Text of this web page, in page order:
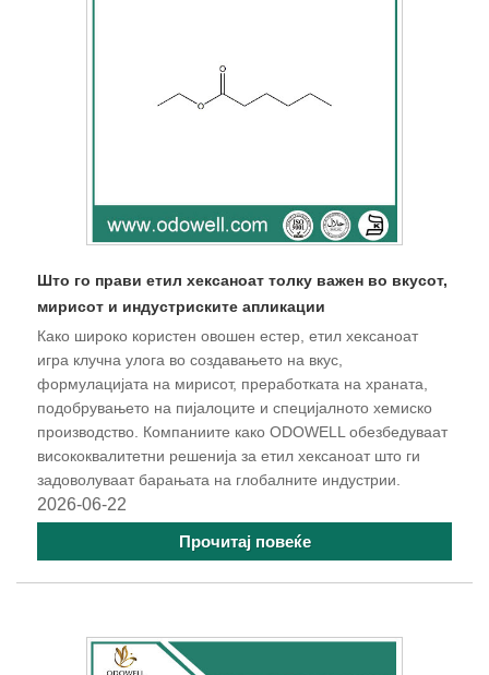
Што го прави етил хексаноат толку важен во вкусот,
мирисот и индустриските апликации
Како широко користен овошен естер, етил хексаноат
игра клучна улога во создавањето на вкус,
формулацијата на мирисот, преработката на храната,
подобрувањето на пијалоците и специјалното хемиско
производство. Компаниите како ODOWELL обезбедуваат
висококвалитетни решенија за етил хексаноат што ги
задоволуваат барањата на глобалните индустрии.
2026-06-22
Прочитај повеќе